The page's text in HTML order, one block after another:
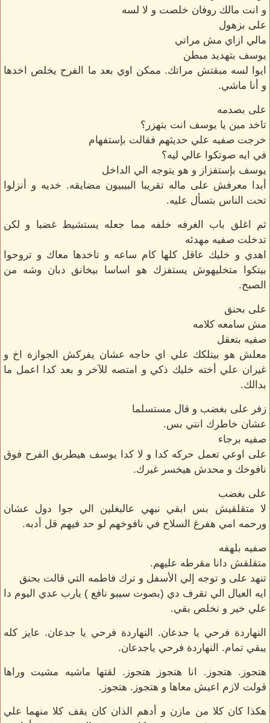
و انت مالك روفان خلصت و لا لسه
على بزهول
مالي ازاي مش مراتي
يوسف بتهديد مبطن
ايوا لسه مبقتش مراتك. ممكن اوي بعد ما الفرح يخلص اخدها
و أنا ماشي.
على بصدمه
تاخد مين يا يوسف انت بتهزر؟
خرجت صفيه علي حديثهم فقالت بإستفهام
في ايه صوتكوا عالي ليه؟
يوسف بإستفزاز و هو يتوجه الي الداخل
أبدا معرفش على ماله تقريبا البيبيون مضايقه. خديه و أنزلوا
تحت الناس بتسأل عليه.
ثم اغلق باب الغرفه خلفه مما جعله يستشيط غضبا و لكن
تدخلت صفيه مهدئه
اهدي و خليك عاقل كلها كام ساعه و تاخدها معاك و تروحوا
بيتكوا متخليهوش يستفزك هو اساسا بيخانق دبان وشه من
الصبح.
على بحنق
مش سامعه كلامه
صفيه بتعقل
معلش هو بيتلكك علي اي حاجه عشان يفركش الجوازة اخ و
غيران علي أخته خليك ذكي و امتصه للآخر و بعد كدا اعمل ما
بدالك.
زفر على بغضب و قال مستسلما
عشان خاطرك انتي بس.
صفيه برجاء
على اوعي تعمل حركه كدا و لا كدا يوسف هيطربق الفرح فوق
نافوخك و محدش هيخسر غيرك.
على بغضب
لا متقلقيش بس ابقي نبهي عالبغلين الي جوا دول عشان
ورحمه امي هفرغ السلاح في نافوخهم لو حد فيهم قل أدبه.
صفيه بلهفه
متقلقش دانا مقرطه عليهم.
تنهد على و توجه إلي الأسفل و ترك فاطمه التي قالت بحنق
ايه العيال الي تقرف دي (بصوت سيبو نافع ) يارب عدي اليوم دا
علي خير و نخلص بقي.
النهاردة فرحي يا جدعان. النهاردة فرحي يا جدعان. عايز كله
يبقي تمام. النهاردة فرحي ياجدعان.
هتجوز. هتجوز. انا هتجوز هتجوز. لقتها ماشيه مشيت وراها
قولت لازم اعيش معاها و هتجوز. هتجوز.
هكذا كان كلا من مازن و أدهم الذان كان يقف كلا منهما علي